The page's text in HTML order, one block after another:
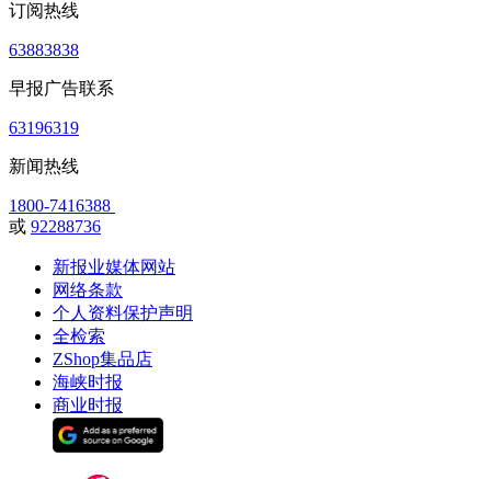
订阅热线
63883838
早报广告联系
63196319
新闻热线
1800-7416388
或 92288736
新报业媒体网站
网络条款
个人资料保护声明
全检索
ZShop集品店
海峡时报
商业时报